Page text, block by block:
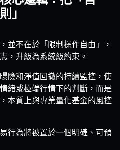
」
並不在於「限制操作自由」，
，升級為系統級約束。
險和淨值回撤的持續監控，使
緒或極端行情下的判斷，而是
本質上與專業量化基金的風控
行為將被置於一個明確、可預